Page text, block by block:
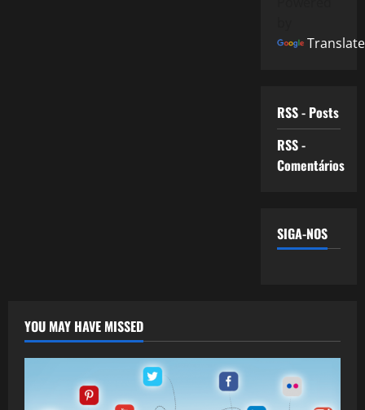
Translate
RSS - Posts
RSS -
Comentários
SIGA-NOS
YOU MAY HAVE MISSED